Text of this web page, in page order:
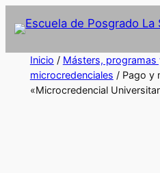
Inicio / Másters, programas
microcredenciales / Pago y
«Microcredencial